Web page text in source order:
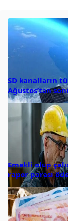
SD kanalların
Ağustos’tan
Emekli olup
rapor parası